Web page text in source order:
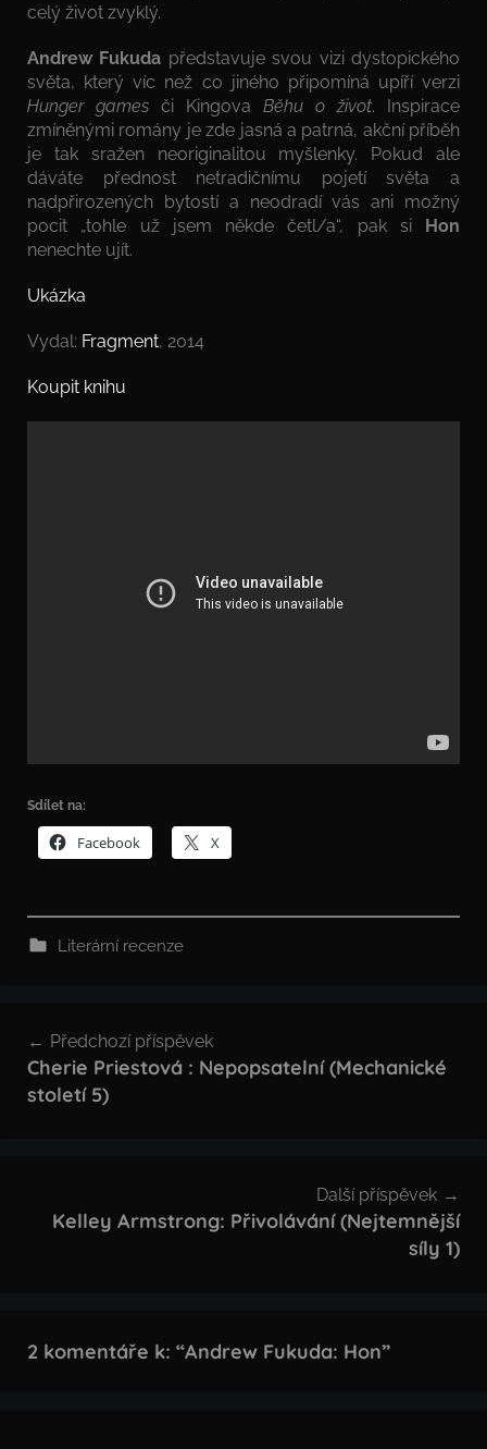
celý život zvyklý.
Andrew Fukuda představuje svou vizi dystopického
světa, který víc než co jiného připomíná upíří verzi
Hunger games či Kingova Běhu o život. Inspirace
zmíněnými romány je zde jasná a patrná, akční příběh
je tak sražen neoriginalitou myšlenky. Pokud ale
dáváte přednost netradičnímu pojetí světa a
nadpřirozených bytostí a neodradí vás ani možný
pocit „tohle už jsem někde četl/a“, pak si Hon
nenechte ujít.
Ukázka
Vydal: Fragment, 2014
Koupit knihu
Sdílet na:
Facebook X
Literární recenze
pro
příspěvek
Předchozí příspěvek
Cherie Priestová : Nepopsatelní (Mechanické
století 5)
Další příspěvek
Kelley Armstrong: Přivolávání (Nejtemnější
síly 1)
2 komentáře k: “Andrew Fukuda: Hon”